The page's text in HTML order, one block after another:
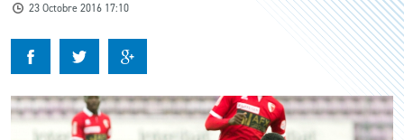
KIDS
BUSINESS
23 Octobre 2016 17:10